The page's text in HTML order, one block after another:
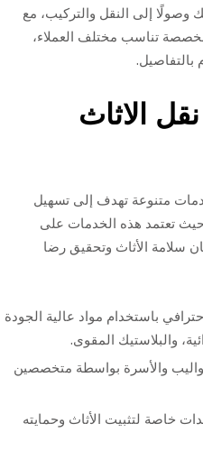
وصولًا إلى النقل والتركيب، مع
تناسب مختلف العملاء،
بالتفاصيل.
الاثاث
متنوعة تهدف إلى تسهيل
حيث تعتمد هذه الخدمات على
سلامة الأثاث وتحقيق رضا
باستخدام مواد عالية الجودة
والبلاستيك المقوى.
والأسرة بواسطة متخصصين
خاصة لتثبيت الأثاث وحمايته